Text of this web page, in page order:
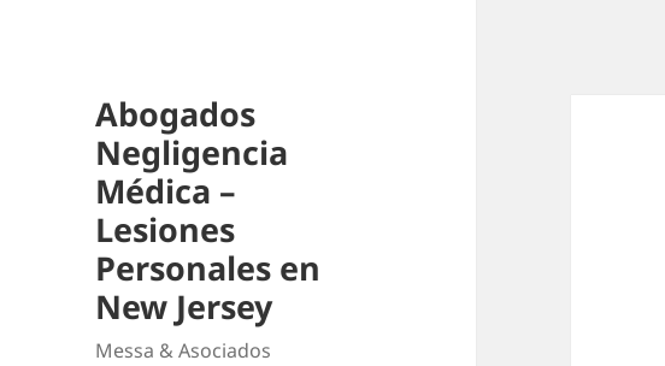
Abogados
Negligencia
Médica –
Lesiones
Personales en
New Jersey
Messa & Asociados